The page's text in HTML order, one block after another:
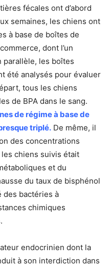
fécales ont d’abord
semaines, les chiens ont
à base de boîtes de
dont l’un
parallèle, les boîtes
été analysés pour évaluer
tous les chiens
de BPA dans le sang.
de régime à base de
triplé. De même, il
des concentrations
chiens suivis était
et du
du taux de bisphénol
des bactéries à
chimiques
endocrinien dont la
à son interdiction dans